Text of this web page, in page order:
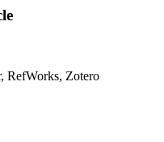
RefWorks, Zotero